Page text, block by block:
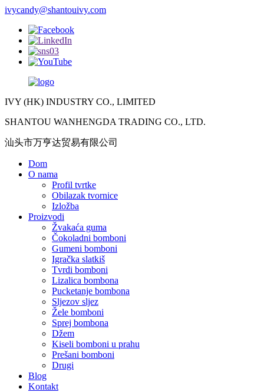
ivycandy@shantouivy.com
IVY (HK) INDUSTRY CO., LIMITED
SHANTOU WANHENGDA TRADING CO., LTD.
汕头市万亨达贸易有限公司
Dom
O nama
Profil tvrtke
Obilazak tvornice
Izložba
Proizvodi
Žvakaća guma
Čokoladni bomboni
Gumeni bomboni
Igračka slatkiš
Tvrdi bomboni
Lizalica bombona
Pucketanje bombona
Sljezov sljez
Žele bomboni
Sprej bombona
Džem
Kiseli bomboni u prahu
Prešani bomboni
Drugi
Blog
Kontakt